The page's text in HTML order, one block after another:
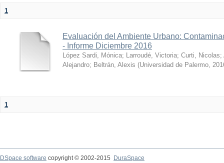
1
Evaluación del Ambiente Urbano:
- Informe Diciembre 2016
López Sardi, Mónica; Larroudé, Victoria; Curti, Nicolas;
Alejandro; Beltrán, Alexis (Universidad de Palermo,
1
DSpace software copyright © 2002-2015
DuraSpace